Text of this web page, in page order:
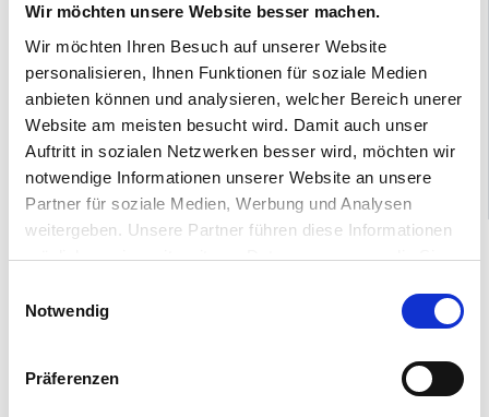
Wir möchten unsere Website besser machen.
Wir möchten Ihren Besuch auf unserer Website
personalisieren, Ihnen Funktionen für soziale Medien
anbieten können und analysieren, welcher Bereich unerer
Website am meisten besucht wird. Damit auch unser
Auftritt in sozialen Netzwerken besser wird, möchten wir
notwendige Informationen unserer Website an unsere
Partner für soziale Medien, Werbung und Analysen
weitergeben. Unsere Partner führen diese Informationen
möglicherweise mit weiteren Daten zusammen, die Sie
Nutzung der Dienste gesammelt haben.
Notwendig
Präferenzen
Verhandlungsstärke in Kundengesprächen
Gute Englisch-Kenntnisse in Wort und Schrift
Sehr gute Anwenderkenntnisse der MS-Office
Programme, insbesondere Excel
SAP/R3-Kenntnisse wünschenswert
Teamorientierung
DAS BIETEN WIR:
Sicheres, unbefristetes Arbeitsverhältnis
Flexible Arbeitszeiten